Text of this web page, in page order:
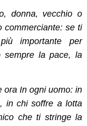
donna, vecchio o
commerciante: se ti
importante per
sempre la pace, la
ora In ogni uomo: in
in chi soffre a lotta
che ti stringe la